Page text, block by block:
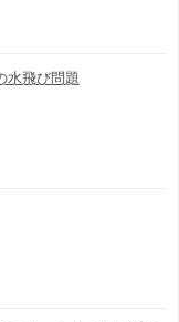
水飛び問題